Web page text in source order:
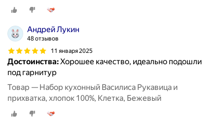
Андрей Лукин
48 отзывов
11 января 2025
Достоинства:Хорошее качество, идеально подошли
под гарнитур
Товар — Набор кухонный Василиса Рукавица и
прихватка, хлопок 100%, Клетка, Бежевый